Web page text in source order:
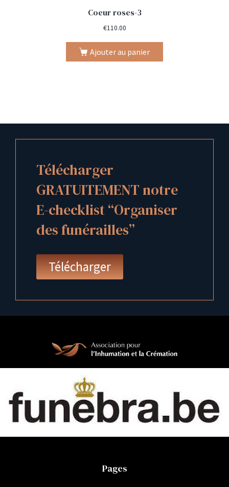
Coeur roses-3
€110.00
Ajouter au panier
Télécharger
GRATUITEMENT notre
E-checklist “Organiser
des funérailles”
Télécharger
Pages